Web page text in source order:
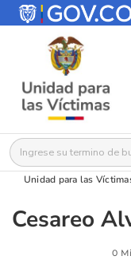
Buscar:
Unidad para las
Cesareo
0